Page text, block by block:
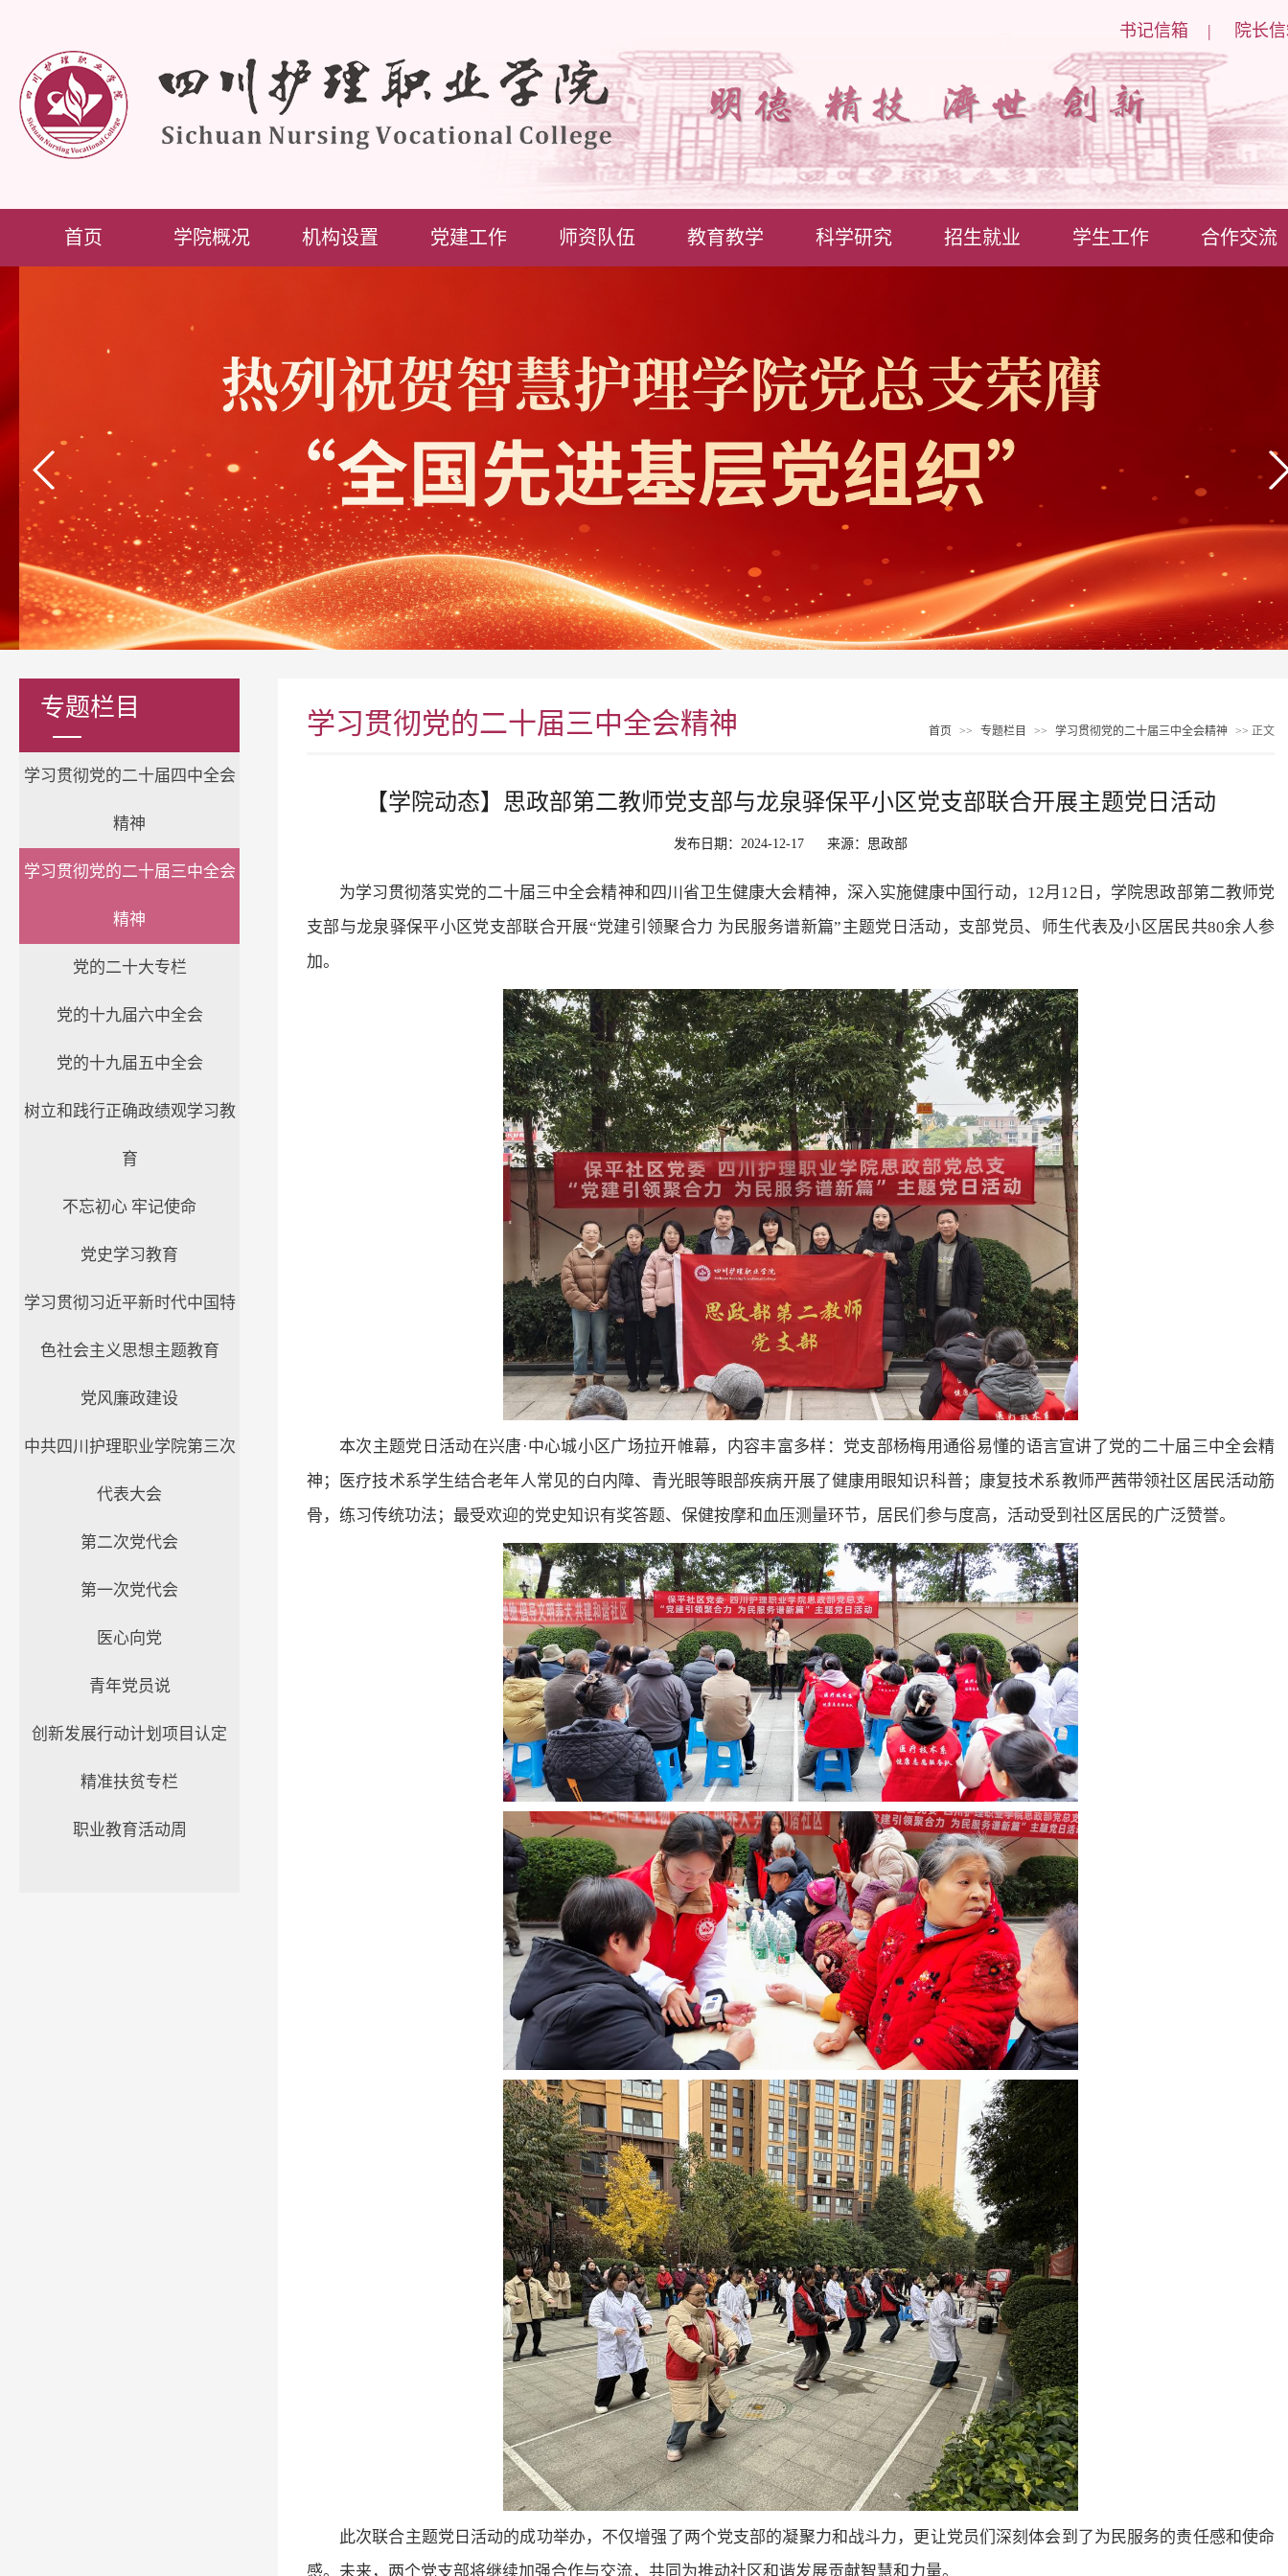
书记信箱 | 院长
首页 学院概况 机构设置 党建工作 师资队伍 教育教学 科学研究 招生就业 学生工作 合作交流
专题栏目
学习贯彻党的二十届四中全会
精神
学习贯彻党的二十届三中全会
精神
党的二十大专栏
党的十九届六中全会
党的十九届五中全会
树立和践行正确政绩观学习教
育
不忘初心 牢记使命
党史学习教育
学习贯彻习近平新时代中国特
色社会主义思想主题教育
党风廉政建设
中共四川护理职业学院第三次
代表大会
第二次党代会
第一次党代会
医心向党
青年党员说
创新发展行动计划项目认定
精准扶贫专栏
职业教育活动周
首页 >> 专题栏目 >> 学习贯彻党的二十届三中全会精神 >> 正文
学习贯彻党的二十届三中全会精神
【学院动态】思政部第二教师党支部与龙泉驿保平小区党支部联合开展主题党日活动
发布日期：2024-12-17 来源：思政部
为学习贯彻落实党的二十届三中全会精神和四川省卫生健康大会精神，深入实施健康中国行动，12月12日，学院思政部第二教师党
支部与龙泉驿保平小区党支部联合开展“党建引领聚合力 为民服务谱新篇”主题党日活动，支部党员、师生代表及小区居民共80余人参
加。
本次主题党日活动在兴唐·中心城小区广场拉开帷幕，内容丰富多样：党支部杨梅用通俗易懂的语言宣讲了党的二十届三中全会精
神；医疗技术系学生结合老年人常见的白内障、青光眼等眼部疾病开展了健康用眼知识科普；康复技术系教师严茜带领社区居民活动筋
骨，练习传统功法；最受欢迎的党史知识有奖答题、保健按摩和血压测量环节，居民们参与度高，活动受到社区居民的广泛赞誉。
此次联合主题党日活动的成功举办，不仅增强了两个党支部的凝聚力和战斗力，更让党员们深刻体会到了为民服务的责任感和使命
感。未来，两个党支部将继续加强合作与交流，共同为推动社区和谐发展贡献智慧和力量。